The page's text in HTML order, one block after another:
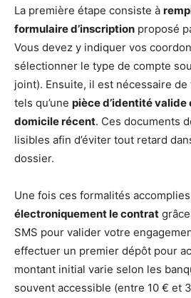
La première étape consiste à
formulaire d’inscription proposé
Vous devez y indiquer vos
sélectionner le type de compte
joint). Ensuite, il est nécessaire
tels qu’une pièce d’identité
domicile récent. Ces documents
lisibles afin d’éviter tout retard
dossier.
Une fois ces formalités
électroniquement le contrat
SMS pour valider votre
effectuer un premier dépôt pour
montant initial varie selon les
souvent accessible (entre 10 € et